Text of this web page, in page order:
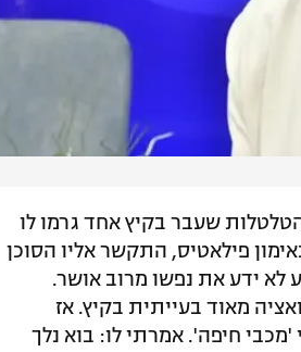
גילו, הטלטלות שעבר בקיץ אחד גרמו לו
פילאטיס, התקשר אליו הסוכן
לא ידע את נפשו מרוב אושר.
מאוד בעייתית בקיץ. אז
חיפה'. אמרתי לו: בוא נלך